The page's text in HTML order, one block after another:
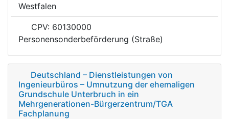
Westfalen
CPV: 60130000
Personensonderbeförderung (Straße)
Deutschland – Dienstleistungen von
Ingenieurbüros – Umnutzung der ehemaligen
Grundschule Unterbruch in ein
Mehrgenerationen-Bürgerzentrum/TGA
Fachplanung